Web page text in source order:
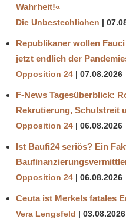
Wahrheit!«
Die Unbestechlichen
Republikaner wollen
jetzt endlich der
Opposition 24 07.08.2026
F-News Tagesüberblick:
Rekrutierung, Schulstreit
Opposition 24 06.08.2026
Ist Baufi24 seriös? Ein
Opposition 24 06.08.2026
Ceuta ist Merkels fatales
Vera Lengsfeld 03.08.2026